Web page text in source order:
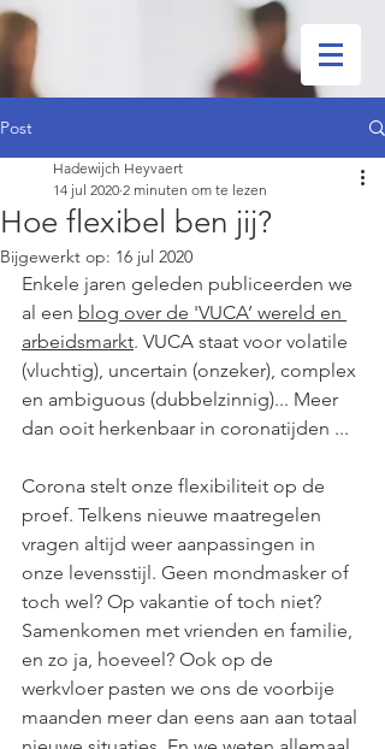
Post
Hoe flexibel ben jij?
Hadewijch Heyvaert
14 jul 2020 2 minuten om te lezen
Bijgewerkt op: 16 jul 2020
Enkele jaren geleden publiceerden we
al een blog over de 'VUCA’ wereld en
arbeidsmarkt. VUCA staat voor volatile
(vluchtig), uncertain (onzeker), complex
en ambiguous (dubbelzinnig)... Meer
dan ooit herkenbaar in coronatijden ...
Corona stelt onze flexibiliteit op de
proef. Telkens nieuwe maatregelen
vragen altijd weer aanpassingen in
onze levensstijl. Geen mondmasker of
toch wel? Op vakantie of toch niet?
Samenkomen met vrienden en familie,
en zo ja, hoeveel? Ook op de
werkvloer pasten we ons de voorbije
maanden meer dan eens aan aan totaal